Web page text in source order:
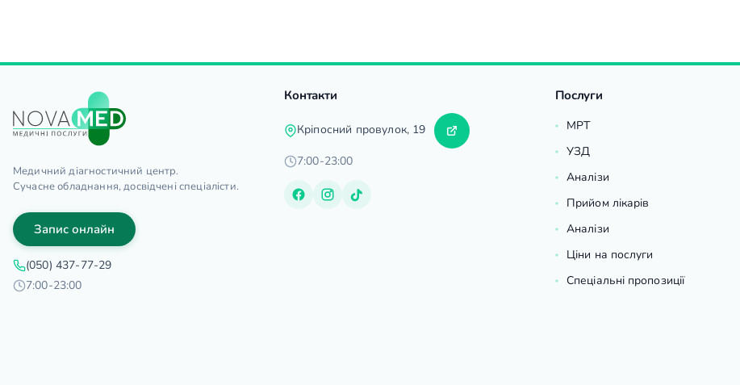
Медичний діагностичний центр.
Сучасне обладнання, досвідчені спеціалісти.
Запис онлайн
(050) 437-77-29
7:00-23:00
Контакти
Кріпосний провулок, 19
7:00-23:00
Послуги
МРТ
УЗД
Аналізи
Прийом лікарів
Аналізи
Ціни на послуги
Спеціальні пропозиції